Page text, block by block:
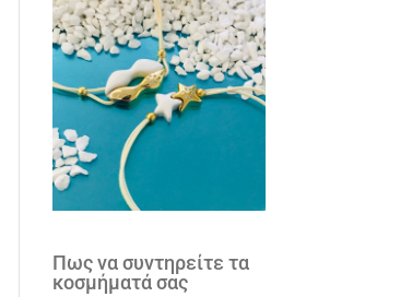
Πως να συντηρείτε τα
κοσμήματά σας